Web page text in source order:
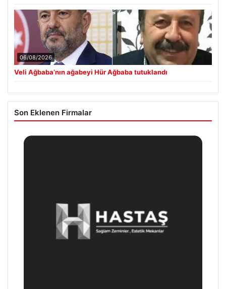
06/08/2026
Veli Ağbaba’nın ağabeyi Hür Ağbaba tutuklandı
Son Eklenen Firmalar